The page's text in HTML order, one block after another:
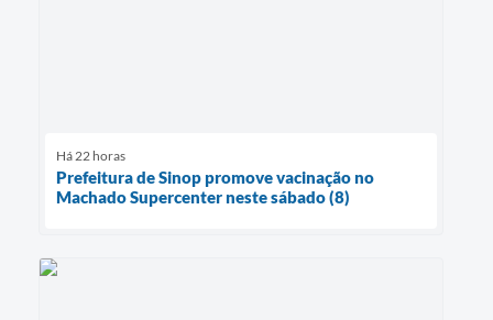
Há 22 horas
Prefeitura de Sinop promove vacinação no
Machado Supercenter neste sábado (8)